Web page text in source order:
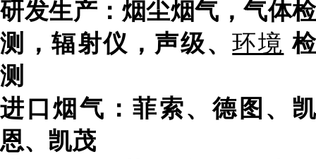
研发生产：烟尘烟气，气体检
测，辐射仪，声级、环境 检
测
进口烟气：菲索、德图、凯
恩、凯茂